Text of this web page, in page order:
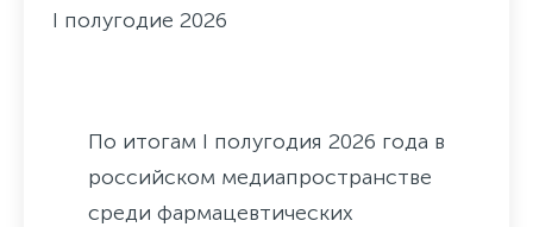
I полугодие 2026
По итогам I полугодия 2026 года в
российском медиапространстве
среди фармацевтических